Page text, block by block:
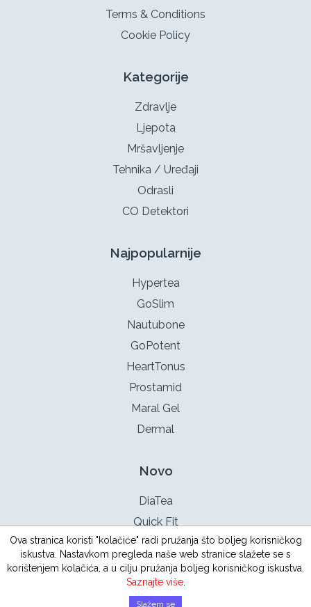
Ova stranica koristi "kolačiće" radi pružanja što boljeg korisničkog
iskustva. Nastavkom pregleda naše web stranice slažete se s
korištenjem kolačića, a u cilju pružanja boljeg korisničkog iskustva.
Saznajte više.
Slažem se
Terms & Conditions
Cookie Policy
Kategorije
Zdravlje
Ljepota
Mršavljenje
Tehnika / Uređaji
Odrasli
CO Detektori
Najpopularnije
Hypertea
GoSlim
Nautubone
GoPotent
HeartTonus
Prostamid
Maral Gel
Dermal
Novo
DiaTea
Quick Fit
TestoX
Intimotea